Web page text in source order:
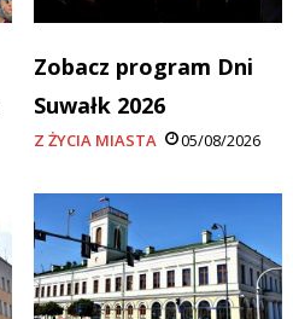
Zobacz program Dni
Suwałk 2026
Z ŻYCIA MIASTA 05/08/2026